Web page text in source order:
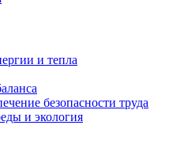
и тепла
безопасности труда
и экология